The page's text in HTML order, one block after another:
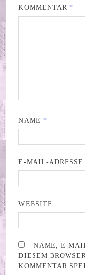
KOMMENTAR *
NAME *
E-MAIL-ADRESSE
WEBSITE
NAME, E-
DIESEM
KOMMENTAR